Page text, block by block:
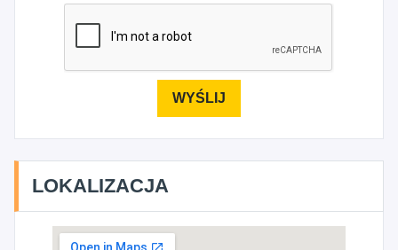
LOKALIZACJA